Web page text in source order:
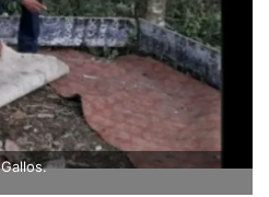
Gallos.